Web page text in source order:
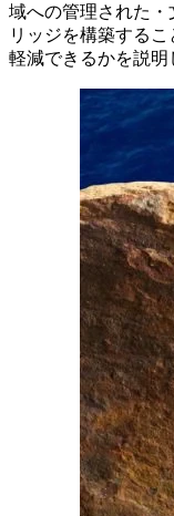
域への管理された
リッジを構築する
軽減できるかを説明